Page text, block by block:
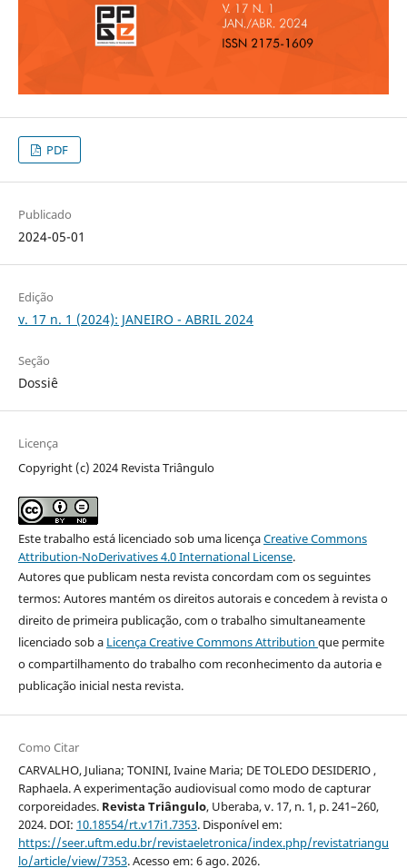
PDF
Publicado
2024-05-01
Edição
v. 17 n. 1 (2024): JANEIRO - ABRIL 2024
Seção
Dossiê
Licença
Copyright (c) 2024 Revista Triângulo
Este trabalho está licenciado sob uma licençaCreative Commons
Attribution-NoDerivatives 4.0 International License.
Autores que publicam nesta revista concordam com os seguintes
termos: Autores mantém os direitos autorais e concedem à revista o
direito de primeira publicação, com o trabalho simultaneamente
licenciado sob a Licença Creative Commons Attribution que permite
o compartilhamento do trabalho com reconhecimento da autoria e
publicação inicial nesta revista.
Como Citar
CARVALHO, Juliana; TONINI, Ivaine Maria; DE TOLEDO DESIDERIO ,
Raphaela. A experimentação audiovisual como modo de capturar
corporeidades. Revista Triângulo, Uberaba, v. 17, n. 1, p. 241–260,
2024. DOI: 10.18554/rt.v17i1.7353. Disponível em:
https://seer.uftm.edu.br/revistaeletronica/index.php/revistatriangu
lo/article/view/7353. Acesso em: 6 ago. 2026.